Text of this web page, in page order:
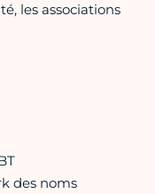
les associations
des noms